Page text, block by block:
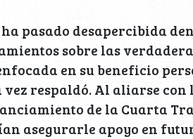
pasado desapercibida
sobre las
en su beneficio
vez respaldó. Al aliarse
de la Cuarta
asegurarle apoyo en